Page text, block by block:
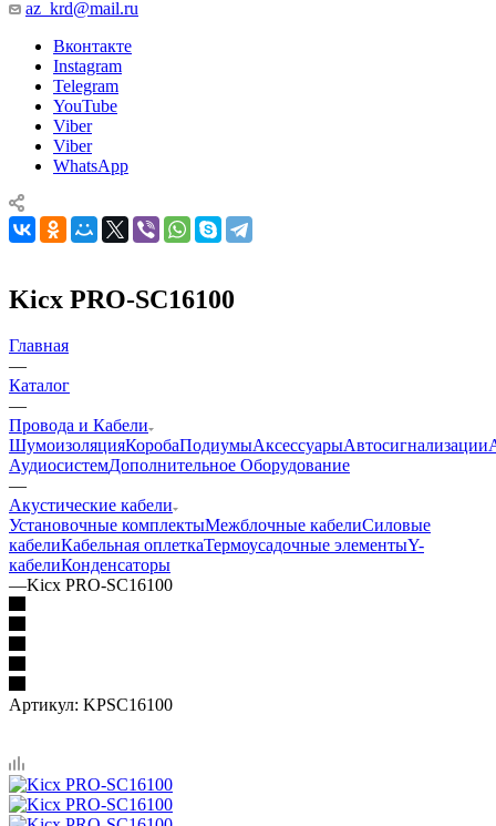
az_krd@mail.ru
Вконтакте
Instagram
Telegram
YouTube
Viber
Viber
WhatsApp
Kicx PRO-SC16100
Главная
—
Каталог
—
Провода и Кабели
ШумоизоляцияКоробаПодиумыАксессуарыАвтосигнализации
АудиосистемДополнительное Оборудование
—
Акустические кабели
Установочные комплектыМежблочные кабелиСиловые
кабелиКабельная оплеткаТермоусадочные элементыY-
кабелиКонденсаторы
—Kicx PRO-SC16100
Артикул: KPSC16100